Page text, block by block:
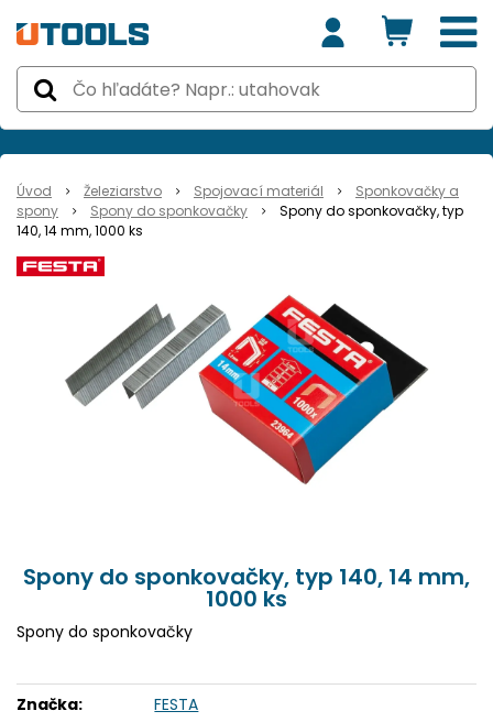
Úvod Železiarstvo Spojovací materiál
Sponkovačky a
spony
Spony do sponkovačky
Spony do sponkovačky, typ
140, 14 mm, 1000 ks
Spony do sponkovačky, typ 140, 14 mm,
1000 ks
Spony do sponkovačky
Značka:
FESTA